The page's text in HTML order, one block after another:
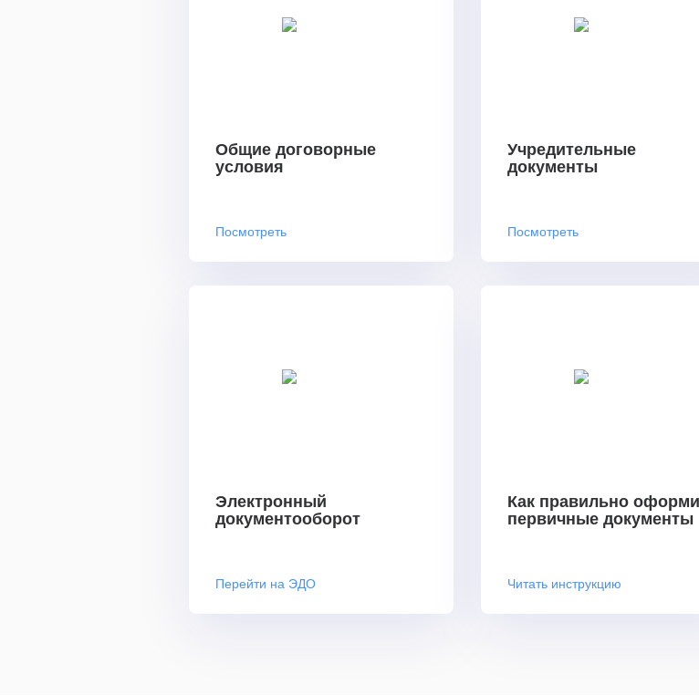
Общие договорные
условия
Посмотреть
Учредительные
документы
Посмотреть
Электронный
документооборот
Перейти на ЭДО
Как правильно
первичные документы
Читать инструкцию